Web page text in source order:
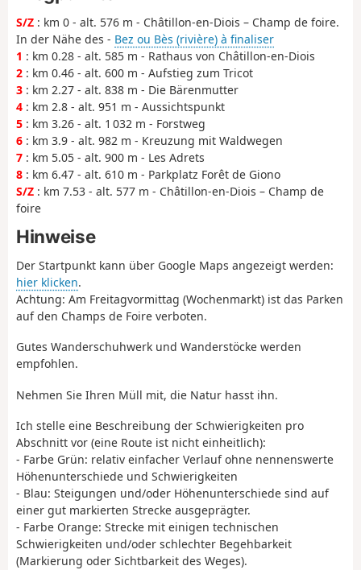
S/Z : km 0 - alt. 576 m - Châtillon-en-Diois – Champ de foire.
In der Nähe des - Bez ou Bès (rivière) à finaliser
1 : km 0.28 - alt. 585 m - Rathaus von Châtillon-en-Diois
2 : km 0.46 - alt. 600 m - Aufstieg zum Tricot
3 : km 2.27 - alt. 838 m - Die Bärenmutter
4 : km 2.8 - alt. 951 m - Aussichtspunkt
5 : km 3.26 - alt. 1 032 m - Forstweg
6 : km 3.9 - alt. 982 m - Kreuzung mit Waldwegen
7 : km 5.05 - alt. 900 m - Les Adrets
8 : km 6.47 - alt. 610 m - Parkplatz Forêt de Giono
S/Z : km 7.53 - alt. 577 m - Châtillon-en-Diois – Champ de
foire
Hinweise
Der Startpunkt kann über Google Maps angezeigt werden:
hier klicken.
Achtung: Am Freitagvormittag (Wochenmarkt) ist das Parken
auf den Champs de Foire verboten.
Gutes Wanderschuhwerk und Wanderstöcke werden
empfohlen.
Nehmen Sie Ihren Müll mit, die Natur hasst ihn.
Ich stelle eine Beschreibung der Schwierigkeiten pro
Abschnitt vor (eine Route ist nicht einheitlich):
- Farbe Grün: relativ einfacher Verlauf ohne nennenswerte
Höhenunterschiede und Schwierigkeiten
- Blau: Steigungen und/oder Höhenunterschiede sind auf
einer gut markierten Strecke ausgeprägter.
- Farbe Orange: Strecke mit einigen technischen
Schwierigkeiten und/oder schlechter Begehbarkeit
(Markierung oder Sichtbarkeit des Weges).